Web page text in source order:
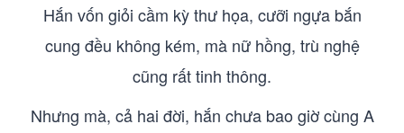
Hắn vốn giỏi cầm kỳ thư họa, cưỡi ngựa bắn
cung đều không kém, mà nữ hồng, trù nghệ
cũng rất tinh thông.
Nhưng mà, cả hai đời, hắn chưa bao giờ cùng A